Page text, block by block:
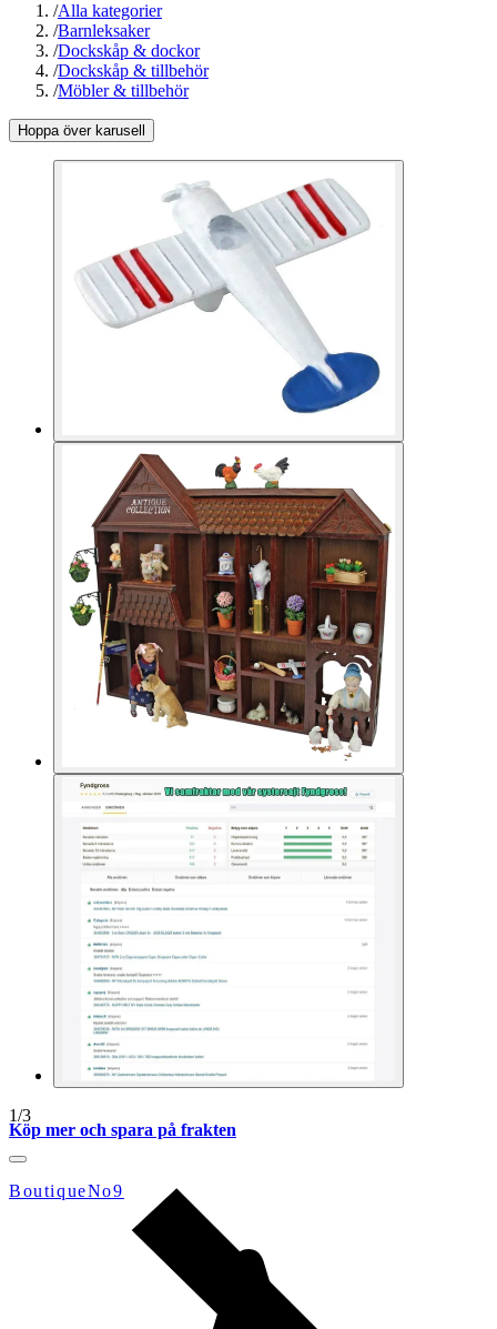
/Alla kategorier
/Barnleksaker
/Dockskåp & dockor
/Dockskåp & tillbehör
/Möbler & tillbehör
Hoppa över karusell
1/3
BoutiqueNo9
Köp mer och spara på frakten